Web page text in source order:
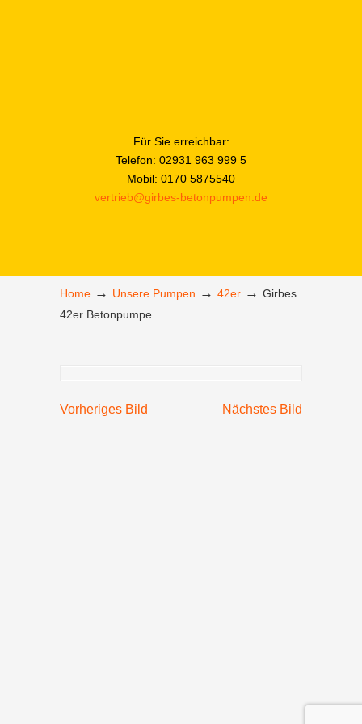
Für Sie erreichbar:
Telefon: 02931 963 999 5
Mobil: 0170 5875540
vertrieb@girbes-betonpumpen.de
Home → Unsere Pumpen → 42er → Girbes
42er Betonpumpe
Vorheriges Bild Nächstes Bild